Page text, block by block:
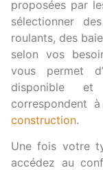
proposées par
sélectionner
roulants, des
selon vos
vous permet
disponible
correspondent
construction.
Une fois votre
accédez au